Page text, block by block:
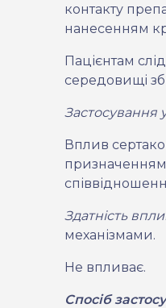
контакту
нанесенням
Пацієнтам
середовищі
Застосування
Вплив
призначенням
Здатність
механізмами.
Не впливає.
Спосіб